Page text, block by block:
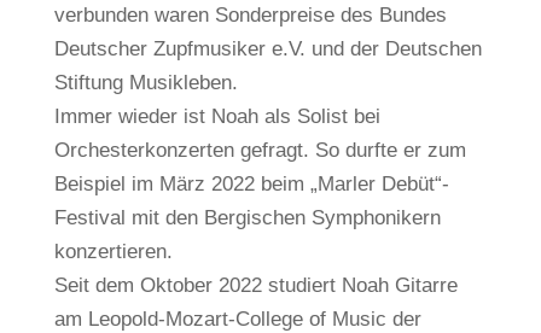
verbunden waren Sonderpreise des Bundes
Deutscher Zupfmusiker e.V. und der Deutschen
Stiftung Musikleben.
Immer wieder ist Noah als Solist bei
Orchesterkonzerten gefragt. So durfte er zum
Beispiel im März 2022 beim „Marler Debüt“-
Festival mit den Bergischen Symphonikern
konzertieren.
Seit dem Oktober 2022 studiert Noah Gitarre
am Leopold-Mozart-College of Music der